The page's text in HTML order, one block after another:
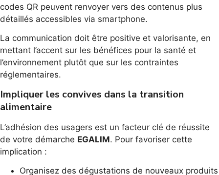
codes QR peuvent renvoyer vers des contenus plus
détaillés accessibles via smartphone.
La communication doit être positive et valorisante, en
mettant l’accent sur les bénéfices pour la santé et
l’environnement plutôt que sur les contraintes
réglementaires.
Impliquer les convives dans la transition
alimentaire
L’adhésion des usagers est un facteur clé de réussite
de votre démarche EGALIM. Pour favoriser cette
implication :
Organisez des dégustations de nouveaux produits